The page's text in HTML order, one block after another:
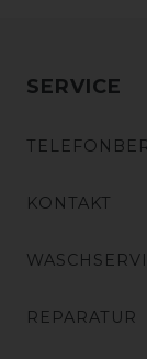
SERVICE
KONTAKT
REPARATUR